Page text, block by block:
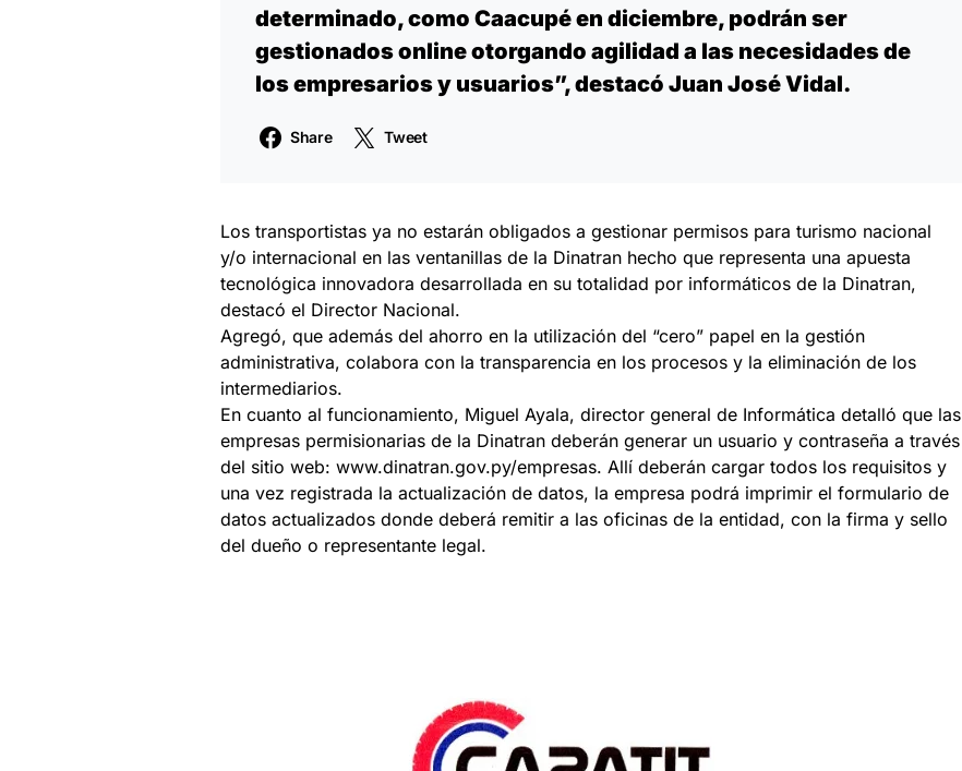
determinado, como Caacupé en diciembre, podrán ser
gestionados online otorgando agilidad a las necesidades de
los empresarios y usuarios”, destacó Juan José Vidal.
Share Tweet
Los transportistas ya no estarán obligados a gestionar permisos para turismo nacional
y/o internacional en las ventanillas de la Dinatran hecho que representa una apuesta
tecnológica innovadora desarrollada en su totalidad por informáticos de la Dinatran,
destacó el Director Nacional.
Agregó, que además del ahorro en la utilización del “cero” papel en la gestión
administrativa, colabora con la transparencia en los procesos y la eliminación de los
intermediarios.
En cuanto al funcionamiento, Miguel Ayala, director general de Informática detalló que las
empresas permisionarias de la Dinatran deberán generar un usuario y contraseña a través
del sitio web: www.dinatran.gov.py/empresas. Allí deberán cargar todos los requisitos y
una vez registrada la actualización de datos, la empresa podrá imprimir el formulario de
datos actualizados donde deberá remitir a las oficinas de la entidad, con la firma y sello
del dueño o representante legal.